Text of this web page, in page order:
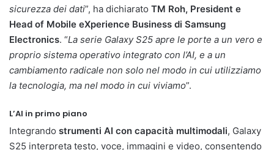
sicurezza dei dati”, ha dichiarato TM Roh, President e
Head of Mobile eXperience Business di Samsung
Electronics. “La serie Galaxy S25 apre le porte a un vero e
proprio sistema operativo integrato con l’AI, e a un
cambiamento radicale non solo nel modo in cui utilizziamo
la tecnologia, ma nel modo in cui viviamo”.
L’AI in primo piano
Integrando strumenti AI con capacità multimodali, Galaxy
S25 interpreta testo, voce, immagini e video, consentendo